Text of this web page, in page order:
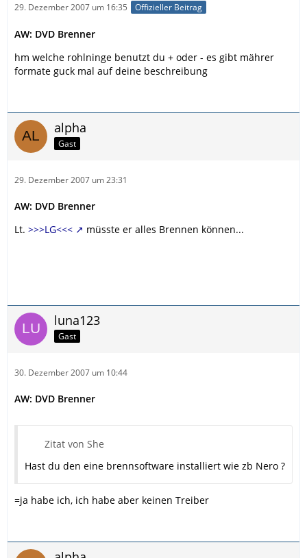
29. Dezember 2007 um 16:35 Offizieller Beitrag
AW: DVD Brenner
hm welche rohlninge benutzt du + oder - es gibt mährer
formate guck mal auf deine beschreibung
alpha
Gast
29. Dezember 2007 um 23:31
AW: DVD Brenner
Lt. >>>LG<<< müsste er alles Brennen können...
luna123
Gast
30. Dezember 2007 um 10:44
AW: DVD Brenner
Zitat von She
Hast du den eine brennsoftware installiert wie zb Nero ?
=ja habe ich, ich habe aber keinen Treiber